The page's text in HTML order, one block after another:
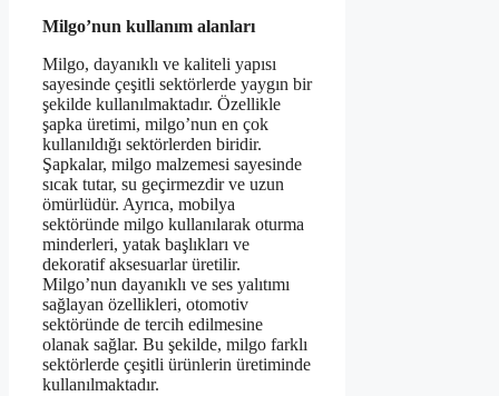
Milgo’nun kullanım alanları
Milgo, dayanıklı ve kaliteli yapısı
sayesinde çeşitli sektörlerde yaygın bir
şekilde kullanılmaktadır. Özellikle
şapka üretimi, milgo’nun en çok
kullanıldığı sektörlerden biridir.
Şapkalar, milgo malzemesi sayesinde
sıcak tutar, su geçirmezdir ve uzun
ömürlüdür. Ayrıca, mobilya
sektöründe milgo kullanılarak oturma
minderleri, yatak başlıkları ve
dekoratif aksesuarlar üretilir.
Milgo’nun dayanıklı ve ses yalıtımı
sağlayan özellikleri, otomotiv
sektöründe de tercih edilmesine
olanak sağlar. Bu şekilde, milgo farklı
sektörlerde çeşitli ürünlerin üretiminde
kullanılmaktadır.